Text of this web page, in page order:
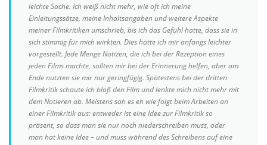
leichte Sache. Ich weiß nicht mehr, wie oft ich meine
Einleitungssätze, meine Inhaltsangaben und weitere Aspekte
meiner Filmkritiken umschrieb, bis ich das Gefühl hatte, dass sie in
sich stimmig für mich wirkten. Dies hatte ich mir anfangs leichter
vorgestellt. Jede Menge Notizen, die ich bei der Rezeption eines
jeden Films machte, sollten mir bei der Erinnerung helfen, aber am
Ende nutzten sie mir nur geringfügig. Spätestens bei der dritten
Filmkritik schaute ich bloß den Film und lenkte mich nicht mehr mit
dem Notieren ab. Meistens sah es eh wie folgt beim Arbeiten an
einer Filmkritik aus: entweder ist eine Idee zur Filmkritik so
präsent, so dass man sie nur noch niederschreiben muss, oder
man hat keine Idee – und muss während des Schreibens auf eine